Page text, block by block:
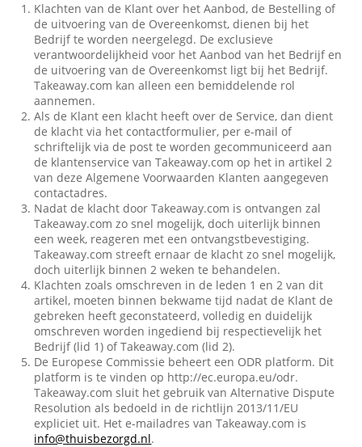
Klachten van de Klant over het Aanbod, de Bestelling of
de uitvoering van de Overeenkomst, dienen bij het
Bedrijf te worden neergelegd. De exclusieve
verantwoordelijkheid voor het Aanbod van het Bedrijf en
de uitvoering van de Overeenkomst ligt bij het Bedrijf.
Takeaway.com kan alleen een bemiddelende rol
aannemen.
Als de Klant een klacht heeft over de Service, dan dient
de klacht via het contactformulier, per e-mail of
schriftelijk via de post te worden gecommuniceerd aan
de klantenservice van Takeaway.com op het in artikel 2
van deze Algemene Voorwaarden Klanten aangegeven
contactadres.
Nadat de klacht door Takeaway.com is ontvangen zal
Takeaway.com zo snel mogelijk, doch uiterlijk binnen
een week, reageren met een ontvangstbevestiging.
Takeaway.com streeft ernaar de klacht zo snel mogelijk,
doch uiterlijk binnen 2 weken te behandelen.
Klachten zoals omschreven in de leden 1 en 2 van dit
artikel, moeten binnen bekwame tijd nadat de Klant de
gebreken heeft geconstateerd, volledig en duidelijk
omschreven worden ingediend bij respectievelijk het
Bedrijf (lid 1) of Takeaway.com (lid 2).
De Europese Commissie beheert een ODR platform. Dit
platform is te vinden op http://ec.europa.eu/odr.
Takeaway.com sluit het gebruik van Alternative Dispute
Resolution als bedoeld in de richtlijn 2013/11/EU
expliciet uit. Het e-mailadres van Takeaway.com is
info@thuisbezorgd.nl.